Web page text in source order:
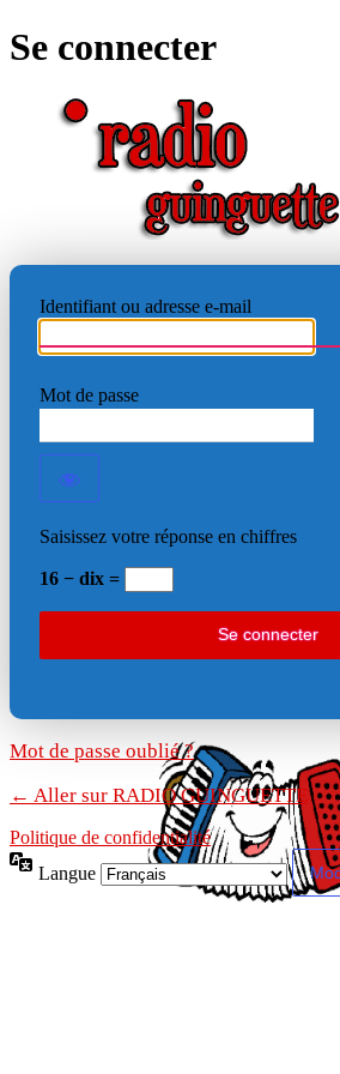
Se connecter
Identifiant ou adresse e-mail
Mot de passe
Saisissez votre réponse en chiffres
16 − dix =
Mot de passe oublié ?
← Aller sur RADIO GUINGUETTE
Politique de confidentialité
Langue